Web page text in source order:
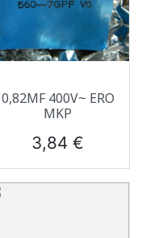
0,82ΜF 400V~ ERO
MKP
Prix
3,84 €